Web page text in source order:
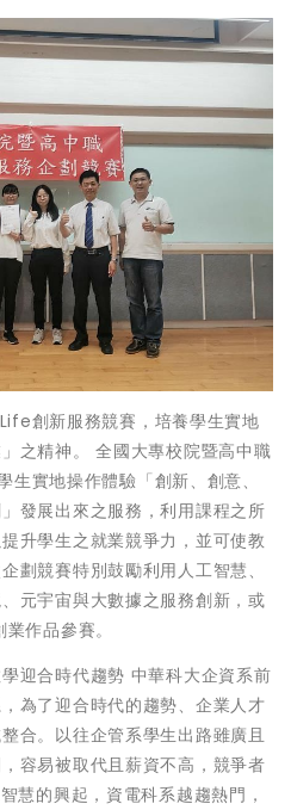
創新服務競賽，培養學生實地
之精神。 全國大專校院暨高中職
實地操作體驗「創新、創意、
發展出來之服務，利用課程之所
升學生之就業競爭力，並可使教
劃競賽特別鼓勵利用人工智慧、
元宇宙與大數據之服務創新，或
作品參賽。
迎合時代趨勢 中華科大企資系前
為了迎合時代的趨勢、企業人才
合。以往企管系學生出路雖廣且
容易被取代且薪資不高，競爭者
慧的興起，資電科系越趨熱門，